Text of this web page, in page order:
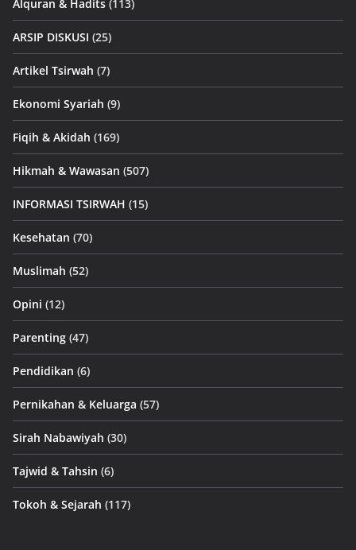
Alquran & Hadits (113)
ARSIP DISKUSI (25)
Artikel Tsirwah (7)
Ekonomi Syariah (9)
Fiqih & Akidah (169)
Hikmah & Wawasan (507)
INFORMASI TSIRWAH (15)
Kesehatan (70)
Muslimah (52)
Opini (12)
Parenting (47)
Pendidikan (6)
Pernikahan & Keluarga (57)
Sirah Nabawiyah (30)
Tajwid & Tahsin (6)
Tokoh & Sejarah (117)